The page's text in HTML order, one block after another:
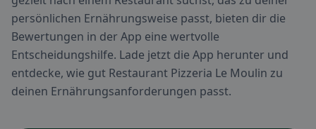
persönlichen Ernährungsweise passt, bieten dir die
Bewertungen in der App eine wertvolle
Entscheidungshilfe. Lade jetzt die App herunter und
entdecke, wie gut Restaurant Pizzeria Le Moulin zu
deinen Ernährungsanforderungen passt.